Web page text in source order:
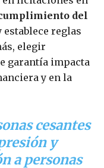
del
establece reglas
elegir
garantía impacta
y en la
cesantes
y
a personas